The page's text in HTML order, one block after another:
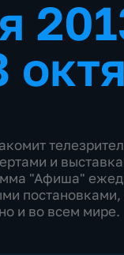
и
"Афиша"
и во всем мире.